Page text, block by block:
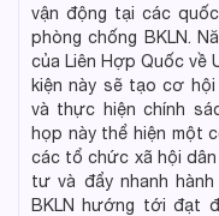
vận động tại các
phòng chống BKLN.
của Liên Hợp Quốc về
kiện này sẽ tạo cơ
và thực hiện chính
họp này thể hiện một
các tổ chức xã hội
tư và đẩy nhanh
BKLN hướng tới đạt